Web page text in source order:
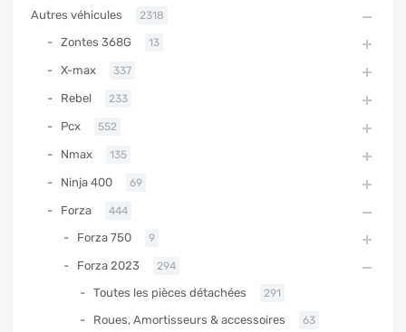
Autres véhicules 2318
Zontes 368G 13
X-max 337
Rebel 233
Pcx 552
Nmax 135
Ninja 400 69
Forza 444
Forza 750 9
Forza 2023 294
Toutes les pièces détachées 291
Roues, Amortisseurs & accessoires 63